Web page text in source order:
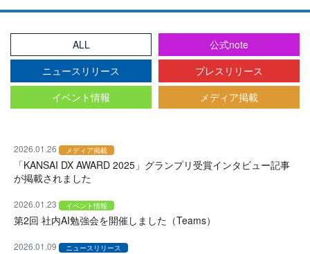
ALL
公式note
ニュースリリース
プレスリリース
イベント情報
メディア掲載
2026.01.26 メディア掲載
「KANSAI DX AWARD 2025」グランプリ受賞インタビュー記事
が掲載されました
2026.01.23 イベント情報
第2回 社内AI勉強会を開催しました（Teams）
2026.01.09 ニュースリリース